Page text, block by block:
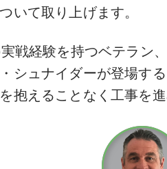
いて取り上げます。
戦経験を持つベテラン
シュナイダーが登場す
抱えることなく工事を